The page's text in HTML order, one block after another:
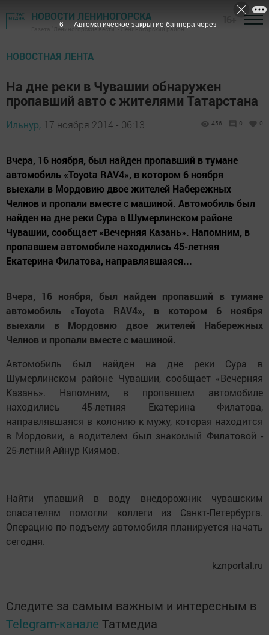
НОВОСТИ ЛЕНИНОГОРСКА
Газета "Лениногорские вести" - Лениногорский район
НОВОСТНАЯ ЛЕНТА
На дне реки в Чувашии обнаружен
пропавший авто с жителями Татарстана
Ильнур, 17 ноября 2014 - 06:13 456 0 0
Вчера, 16 ноября, был найден пропавший в тумане
автомобиль «Тоyota RAV4», в котором 6 ноября
выехали в Мордовию двое жителей Набережных
Челнов и пропали вместе с машиной. Автомобиль был
найден на дне реки Сура в Шумерлинском районе
Чувашии, сообщает «Вечерняя Казань». Напомним, в
пропавшем автомобиле находились 45-летняя
Екатерина Филатова, направлявшаяся...
Вчера, 16 ноября, был найден пропавший в тумане
автомобиль «Тоyota RAV4», в котором 6 ноября
выехали в Мордовию двое жителей Набережных
Челнов и пропали вместе с машиной.
Автомобиль был найден на дне реки Сура в
Шумерлинском районе Чувашии, сообщает «Вечерняя
Казань». Напомним, в пропавшем автомобиле
находились 45-летняя Екатерина Филатова,
направлявшаяся в колонию к мужу, которая находится
в Мордовии, а водителем был знакомый Филатовой -
25-летний Айнур Киямов.
Найти упавший в воду внедорожник чувашским
спасателям помогли коллеги из Санкт-Петербурга.
Операцию по подъему автомобиля планируется начать
сегодня.
kznportal.ru
Следите за самым важным и интересным в
Telegram-канале Татмедиа
4 Автоматическое закрытие баннера через